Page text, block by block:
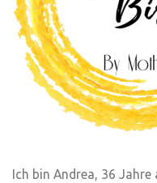
Ich bin Andrea, 36